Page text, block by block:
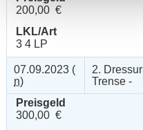
200,00 €
LKL/Art
3 4 LP
07.09.2023 (
n)
2.
Trense -
Preisgeld
300,00 €